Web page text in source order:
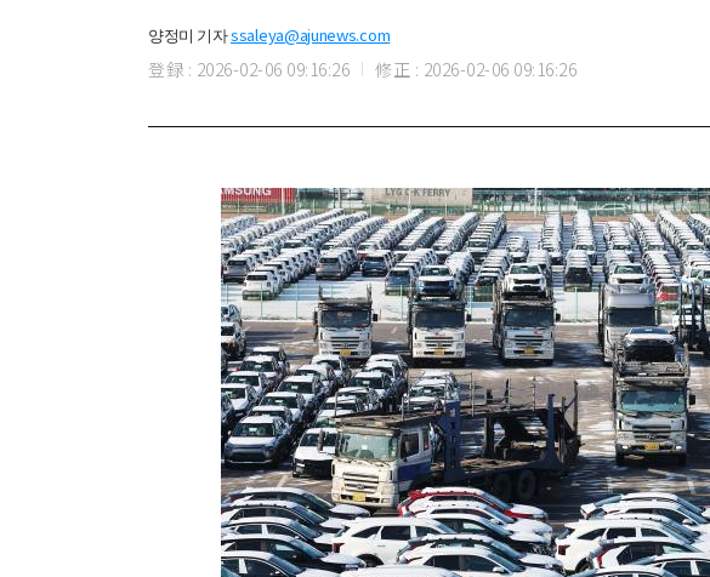
양정미 기자ssaleya@ajunews.com
登録 : 2026-02-06 09:16:26 修正 : 2026-02-06 09:16:26